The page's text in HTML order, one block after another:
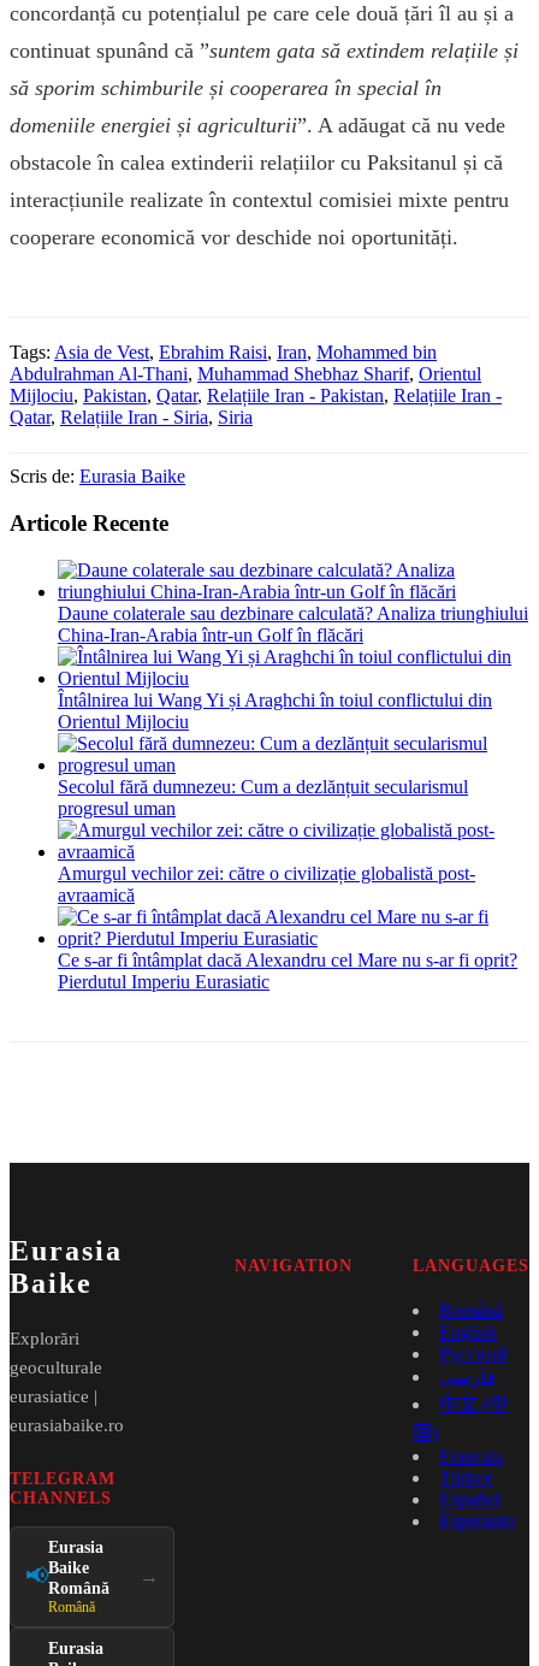
concordanță cu potențialul pe care cele două țări îl au și a
continuat spunând că ”suntem gata să extindem relațiile și
să sporim schimburile și cooperarea în special în
domeniile energiei și agriculturii”. A adăugat că nu vede
obstacole în calea extinderii relațiilor cu Paksitanul și că
interacțiunile realizate în contextul comisiei mixte pentru
cooperare economică vor deschide noi oportunități.
Tags: Asia de Vest, Ebrahim Raisi, Iran, Mohammed bin
Abdulrahman Al-Thani, Muhammad Shebhaz Sharif, Orientul
Mijlociu, Pakistan, Qatar, Relațiile Iran - Pakistan, Relațiile Iran -
Qatar, Relațiile Iran - Siria, Siria
Scris de: Eurasia Baike
Articole Recente
Daune colaterale sau dezbinare calculată? Analiza triunghiului
China-Iran-Arabia într-un Golf în flăcări
Întâlnirea lui Wang Yi și Araghchi în toiul conflictului din
Orientul Mijlociu
Secolul fără dumnezeu: Cum a dezlănțuit secularismul
progresul uman
Amurgul vechilor zei: către o civilizație globalistă post-
avraamică
Ce s-ar fi întâmplat dacă Alexandru cel Mare nu s-ar fi oprit?
Pierdutul Imperiu Eurasiatic
Eurasia
Baike
Explorări
geoculturale
eurasiatice |
eurasiabaike.ro
TELEGRAM
CHANNELS
📢
Eurasia
Baike
Română
Română
→
Eurasia
NAVIGATION LANGUAGES
Română
English
Русский
فارسی
中文 (中
国)
Français
Türkçe
Español
Esperanto